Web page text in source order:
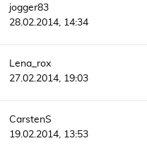
jogger83
28.02.2014, 14:34
Lena_rox
27.02.2014, 19:03
CarstenS
19.02.2014, 13:53